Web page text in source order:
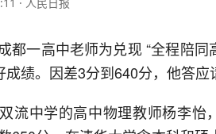
都一高中老师为兑现 “全程陪
绩。因差3分到640分，他答应
流中学的高中物理教师杨李怡